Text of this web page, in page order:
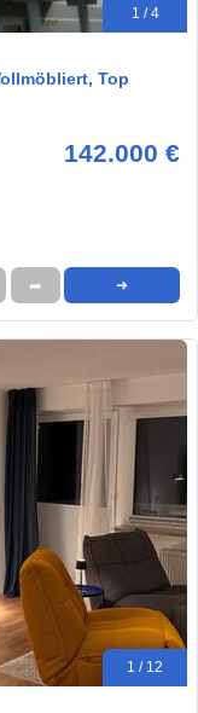
1 / 4
Top
142.000 €
➦ ➜
1 / 12